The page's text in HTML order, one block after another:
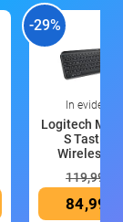
-29%
In evidenza
Logitech MX
S Tastiera
Wireless
119,99 €
84,99 €